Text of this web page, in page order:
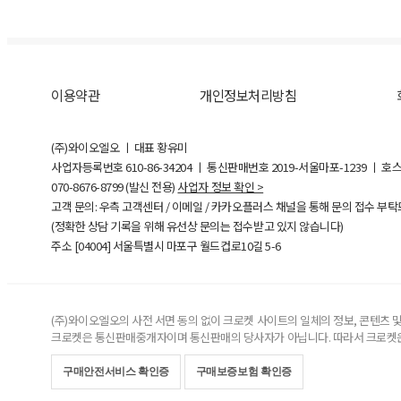
이용약관 개인정보처리방침
(주)와이오엘오 ㅣ 대표 황유미
사업자등록번호610-86-34204ㅣ 통신판매번호 2019-서울마포-1239 ㅣ 호
070-8676-8799 (발신 전용) 사업자 정보 확인 >
고객 문의: 우측 고객센터 / 이메일 / 카카오플러스 채널을 통해 문의 접수 부
(정확한 상담 기록을 위해 유선상 문의는 접수받고 있지 않습니다)
주소 [04004] 서울특별시 마포구 월드컵로10길5-6
(주)와이오엘오의 사전 서면 동의 없이 크로켓 사이트의 일체의 정보, 콘텐츠
크로켓은 통신판매중개자이며 통신판매의 당사자가 아닙니다. 따라서 크로
구매안전서비스 확인증 구매보증보험 확인증